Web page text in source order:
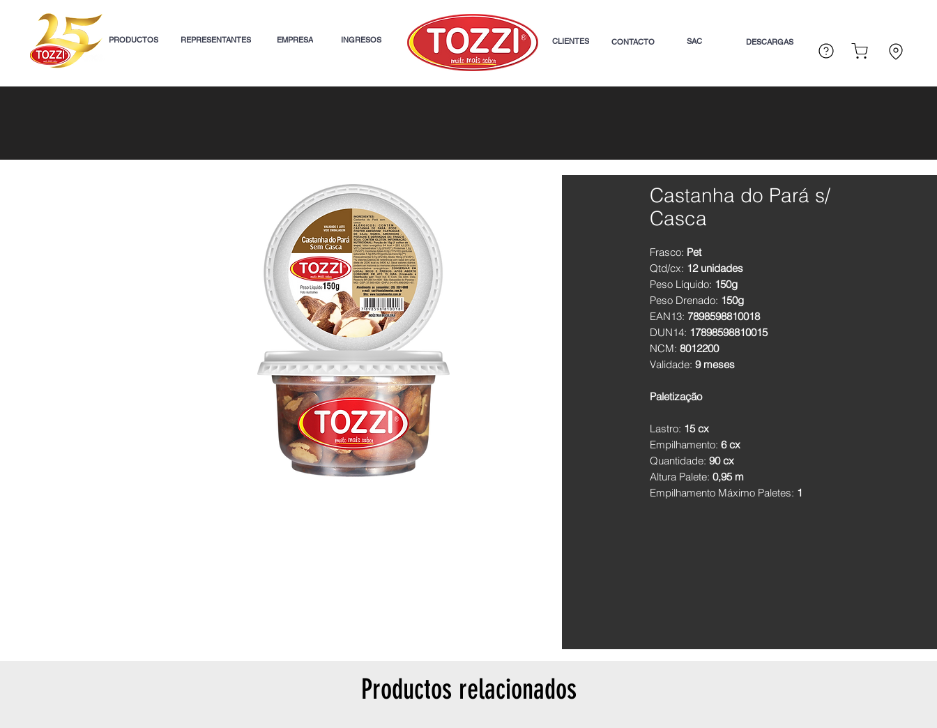
PRODUCTOS REPRESENTANTES EMPRESA INGRESOS CLIENTES CONTACTO DESCARGAS
SAC
Castanha do Pará s/
Casca
Frasco: Pet
Qtd/cx: 12 unidades
Peso Líquido: 150g
Peso Drenado: 150g
EAN13: 7898598810018
DUN14: 17898598810015
NCM: 8012200
Validade: 9 meses
Paletização
Lastro: 15 cx
Empilhamento: 6 cx
Quantidade: 90 cx
Altura Palete: 0,95 m
Empilhamento Máximo Paletes: 1
Productos relacionados